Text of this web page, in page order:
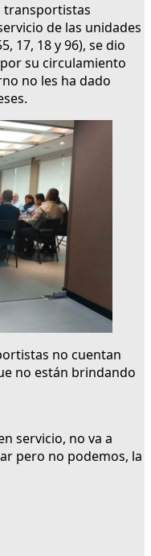
transportistas
de las unidades
17, 18 y 96), se dio
su circulamiento
no les ha dado
no cuentan
no están brindando
servicio, no va a
pero no podemos, la